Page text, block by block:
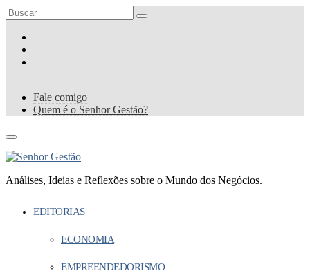
Fale comigo
Quem é o Senhor Gestão?
Análises, Ideias e Reflexões sobre o Mundo dos Negócios.
EDITORIAS
ECONOMIA
EMPREENDEDORISMO